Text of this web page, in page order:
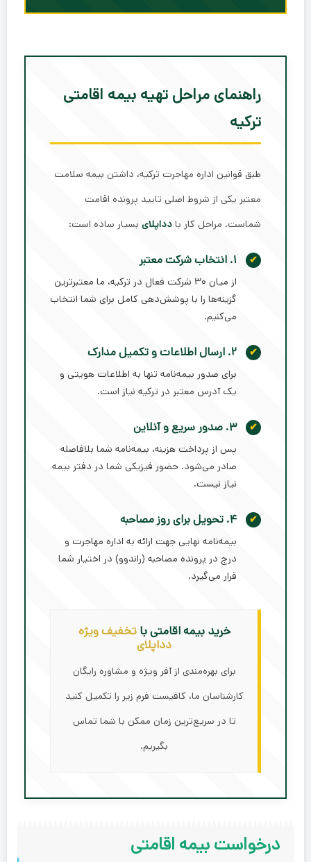
راهنمای مراحل تهیه بیمه اقامتی
ترکیه
طبق قوانین اداره مهاجرت ترکیه، داشتن بیمه سلامت
معتبر یکی از شروط اصلی تایید پرونده اقامت
شماست. مراحل کار با دداپلای بسیار ساده است:
۱. انتخاب شرکت معتبر
از میان ۳۰ شرکت فعال در ترکیه، ما معتبرترین
گزینه‌ها را با پوشش‌دهی کامل برای شما انتخاب
می‌کنیم.
۲. ارسال اطلاعات و تکمیل مدارک
برای صدور بیمه‌نامه تنها به اطلاعات هویتی و
یک آدرس معتبر در ترکیه نیاز است.
۳. صدور سریع و آنلاین
پس از پرداخت هزینه، بیمه‌نامه شما بلافاصله
صادر می‌شود. حضور فیزیکی شما در دفتر بیمه
نیاز نیست.
۴. تحویل برای روز مصاحبه
بیمه‌نامه نهایی جهت ارائه به اداره مهاجرت و
درج در پرونده مصاحبه (راندوو) در اختیار شما
قرار می‌گیرد.
خرید بیمه اقامتی باتخفیف ویژه
دداپلای
برای بهره‌مندی از آفر ویژه و مشاوره رایگان
کارشناسان ما، کافیست فرم زیر را تکمیل کنید
تا در سریع‌ترین زمان ممکن با شما تماس
بگیریم.
درخواست بیمه اقامتی